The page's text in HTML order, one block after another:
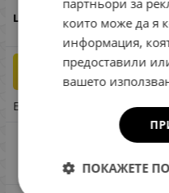
бр.
Бърза поръчка
Jackson
Сравни
партньори за
които може да я
информация,
предоставили
вашето
ПОКАЖЕТЕ